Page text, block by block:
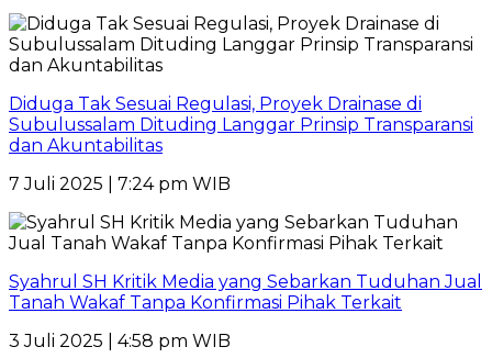
Diduga Tak Sesuai Regulasi, Proyek Drainase di
Subulussalam Dituding Langgar Prinsip Transparansi
dan Akuntabilitas
7 Juli 2025 | 7:24 pm WIB
Syahrul SH Kritik Media yang Sebarkan Tuduhan Jual
Tanah Wakaf Tanpa Konfirmasi Pihak Terkait
3 Juli 2025 | 4:58 pm WIB